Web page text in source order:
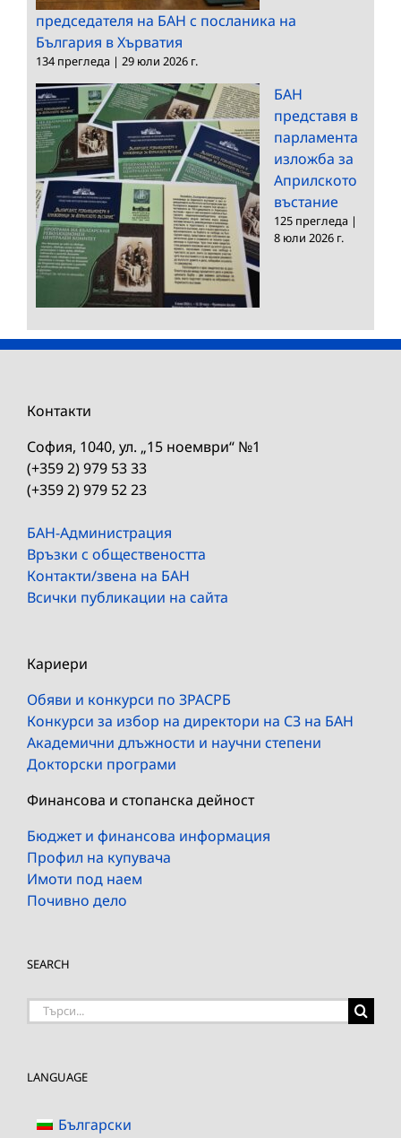
председателя на БАН с посланика на
България в Хърватия
134 прегледа | 29 юли 2026 г.
БАН
представя в
парламента
изложба за
Априлското
въстание
125 прегледа |
8 юли 2026 г.
Контакти
София, 1040, ул. „15 ноември“ №1
(+359 2) 979 53 33
(+359 2) 979 52 23
БАН-Администрация
Връзки с обществеността
Контакти/звена на БАН
Всички публикации на сайта
Кариери
Обяви и конкурси по ЗРАСРБ
Конкурси за избор на директори на СЗ на БАН
Академични длъжности и научни степени
Докторски програми
Финансова и стопанска дейност
Бюджет и финансова информация
Профил на купувача
Имоти под наем
Почивно дело
SEARCH
Търсене
LANGUAGE
Български